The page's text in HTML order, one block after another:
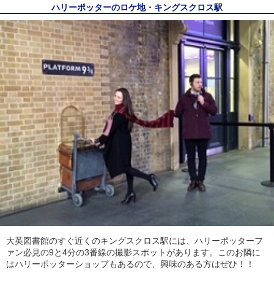
ハリーポッターのロケ地・キングスクロス駅
大英図書館のすぐ近くのキングスクロス駅には、ハリーポッターフ
ァン必見の9と4分の3番線の撮影スポットがあります。このお隣に
はハリーポッターショップもあるので、興味のある方はぜひ！！